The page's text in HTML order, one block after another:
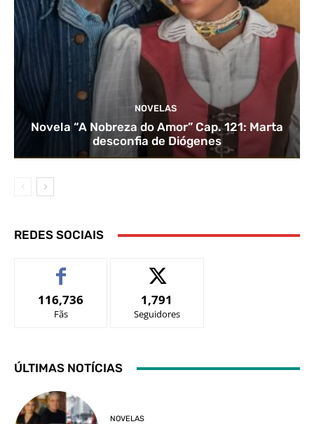
NOVELAS
Novela “A Nobreza do Amor” Cap. 121: Marta
desconfia de Diógenes
REDES SOCIAIS
116,736
Fãs
1,791
Seguidores
ÚLTIMAS NOTÍCIAS
NOVELAS